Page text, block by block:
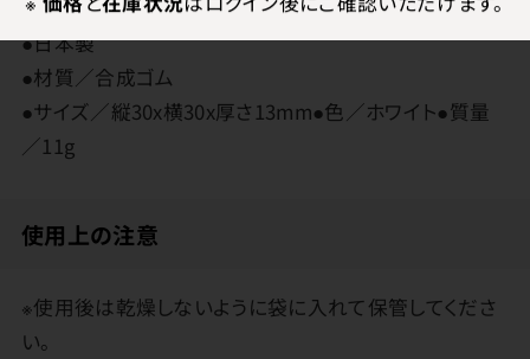
●日本製
●材質／合成ゴム
●サイズ／縦30x横30x厚さ13mm●色／ホワイト●質量
／11g
使用上の注意
※使用後は乾燥しないように袋に入れて保管してくださ
い。